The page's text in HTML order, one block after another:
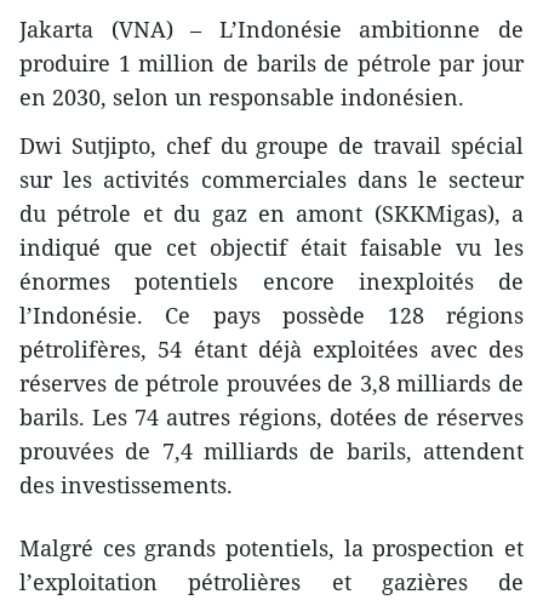
Jakarta (VNA) – L’Indonésie ambitionne de
produire 1 million de barils de pétrole par jour
en 2030, selon un responsable indonésien.
Dwi Sutjipto, chef du groupe de travail spécial
sur les activités commerciales dans le secteur
du pétrole et du gaz en amont (SKKMigas), a
indiqué que cet objectif était faisable vu les
énormes potentiels encore inexploités de
l’Indonésie. Ce pays possède 128 régions
pétrolifères, 54 étant déjà exploitées avec des
réserves de pétrole prouvées de 3,8 milliards de
barils. Les 74 autres régions, dotées de réserves
prouvées de 7,4 milliards de barils, attendent
des investissements.
Malgré ces grands potentiels, la prospection et
l’exploitation pétrolières et gazières de